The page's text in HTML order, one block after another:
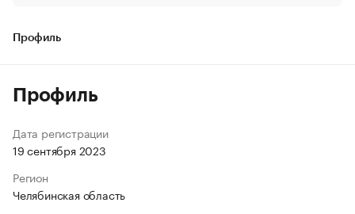
Профиль
Профиль
Дата регистрации
19 сентября 2023
Регион
Челябинская область